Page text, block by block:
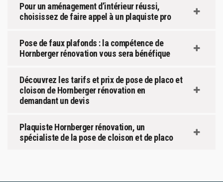
Pour un aménagement d’intérieur réussi,
choisissez de faire appel à un plaquiste pro
Pose de faux plafonds : la compétence de
Hornberger rénovation vous sera bénéfique
Découvrez les tarifs et prix de pose de placo et
cloison de Hornberger rénovation en
demandant un devis
Plaquiste Hornberger rénovation, un
spécialiste de la pose de cloison et de placo